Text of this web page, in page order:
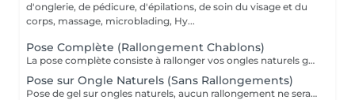
d'onglerie, de pédicure, d'épilations, de soin du visage et du
corps, massage, microblading, Hy...
Pose Complète (Rallongement Chablons)
La pose complète consiste à rallonger vos ongles naturels grâce aux chablons (extension en Gel ou Acrygel ) Si vous désirez de la décoration merci de le sélectionner. Un supplément peut être demandé pour les longueurs XXL.
Pose sur Ongle Naturels (Sans Rallongements)
Pose de gel sur ongles naturels, aucun rallongement ne sera fait. Couleur/ French/ BabyBoomer. Si vous désirez une décoration merci de le sélectionner.